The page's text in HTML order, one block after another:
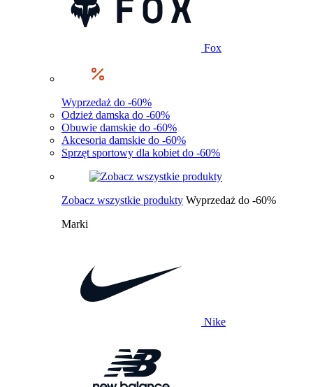
Fox
Wyprzedaż do -60%
Odzież damska do -60%
Obuwie damskie do -60%
Akcesoria damskie do -60%
Sprzęt sportowy dla kobiet do -60%
Zobacz wszystkie produkty Wyprzedaż do -60%
Marki
Nike